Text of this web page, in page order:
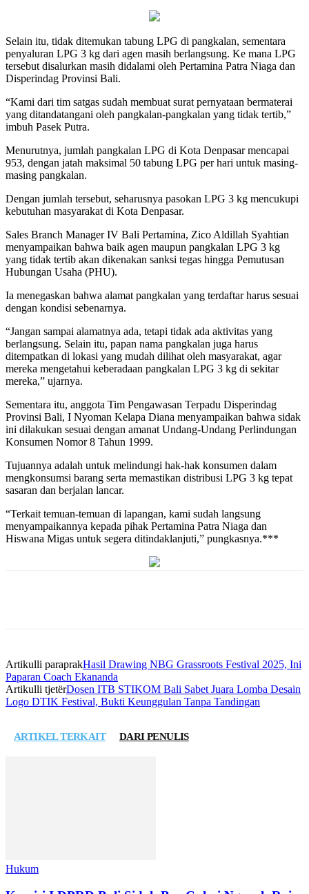
Selain itu, tidak ditemukan tabung LPG di pangkalan, sementara
penyaluran LPG 3 kg dari agen masih berlangsung. Ke mana LPG
tersebut disalurkan masih didalami oleh Pertamina Patra Niaga dan
Disperindag Provinsi Bali.
“Kami dari tim satgas sudah membuat surat pernyataan bermaterai
yang ditandatangani oleh pangkalan-pangkalan yang tidak tertib,”
imbuh Pasek Putra.
Menurutnya, jumlah pangkalan LPG di Kota Denpasar mencapai
953, dengan jatah maksimal 50 tabung LPG per hari untuk masing-
masing pangkalan.
Dengan jumlah tersebut, seharusnya pasokan LPG 3 kg mencukupi
kebutuhan masyarakat di Kota Denpasar.
Sales Branch Manager IV Bali Pertamina, Zico Aldillah Syahtian
menyampaikan bahwa baik agen maupun pangkalan LPG 3 kg
yang tidak tertib akan dikenakan sanksi tegas hingga Pemutusan
Hubungan Usaha (PHU).
Ia menegaskan bahwa alamat pangkalan yang terdaftar harus sesuai
dengan kondisi sebenarnya.
“Jangan sampai alamatnya ada, tetapi tidak ada aktivitas yang
berlangsung. Selain itu, papan nama pangkalan juga harus
ditempatkan di lokasi yang mudah dilihat oleh masyarakat, agar
mereka mengetahui keberadaan pangkalan LPG 3 kg di sekitar
mereka,” ujarnya.
Sementara itu, anggota Tim Pengawasan Terpadu Disperindag
Provinsi Bali, I Nyoman Kelapa Diana menyampaikan bahwa sidak
ini dilakukan sesuai dengan amanat Undang-Undang Perlindungan
Konsumen Nomor 8 Tahun 1999.
Tujuannya adalah untuk melindungi hak-hak konsumen dalam
mengkonsumsi barang serta memastikan distribusi LPG 3 kg tepat
sasaran dan berjalan lancar.
“Terkait temuan-temuan di lapangan, kami sudah langsung
menyampaikannya kepada pihak Pertamina Patra Niaga dan
Hiswana Migas untuk segera ditindaklanjuti,” pungkasnya.***
Artikulli paraprakHasil Drawing NBG Grassroots Festival 2025, Ini
Paparan Coach Ekananda
Artikulli tjetërDosen ITB STIKOM Bali Sabet Juara Lomba Desain
Logo DTIK Festival, Bukti Keunggulan Tanpa Tandingan
ARTIKEL TERKAIT DARI PENULIS
Hukum